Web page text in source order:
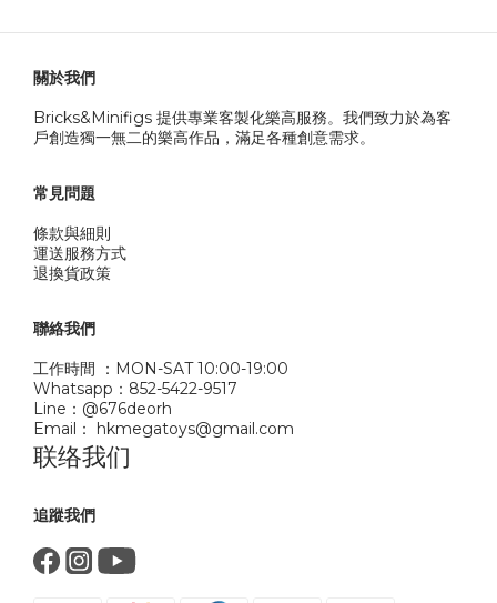
關於我們
Bricks&Minifigs 提供專業客製化樂高服務。我們致力於為客
戶創造獨一無二的樂高作品，滿足各種創意需求。
常見問題
條款與細則
運送服務方式
退換貨政策
聯絡我們
工作時間 ：MON-SAT 10:00-19:00
Whatsapp：852-5422-9517
Line：@676deorh
Email： hkmegatoys@gmail.com
联络我们
追蹤我們